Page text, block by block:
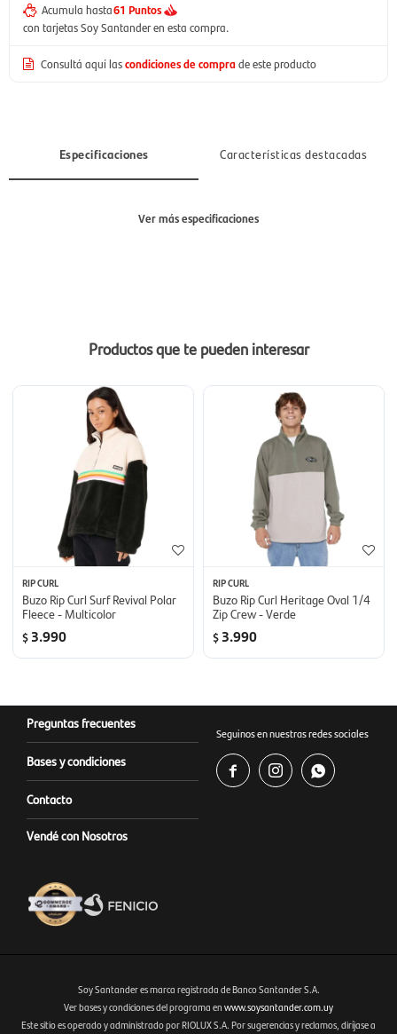
Acumula hasta61 Puntos
con tarjetas Soy Santander en esta compra.
Consultá aquí lascondiciones de comprade este producto
Especificaciones Características destacadas
Ver más especificaciones
Productos que te pueden interesar
RIP CURL
Buzo Rip Curl Surf Revival Polar
Fleece - Multicolor
$ 3.990
RIP CURL
Buzo Rip Curl Heritage Oval 1/4
Zip Crew - Verde
$ 3.990
Preguntas frecuentes
Bases y condiciones
Contacto
Vendé con Nosotros
Seguinos en nuestras redes sociales
  
Fenicio eCommerce Uruguay
Soy Santander es marca registrada de Banco Santander S.A.
Ver bases y condiciones del programa en www.soysantander.com.uy
Este sitio es operado y administrado por RIOLUX S.A. Por sugerencias y reclamos, diríjase a